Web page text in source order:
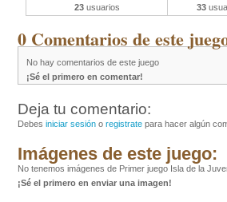
23usuarios 33
0 Comentarios de este
No hay comentarios de este juego
¡Sé el primero en comentar!
Deja tu comentario:
Debes iniciar sesión o registrate para hacer algún
Imágenes de este juego:
No tenemos imágenes de Primer juego Isla de la
¡Sé el primero en enviar una imagen!